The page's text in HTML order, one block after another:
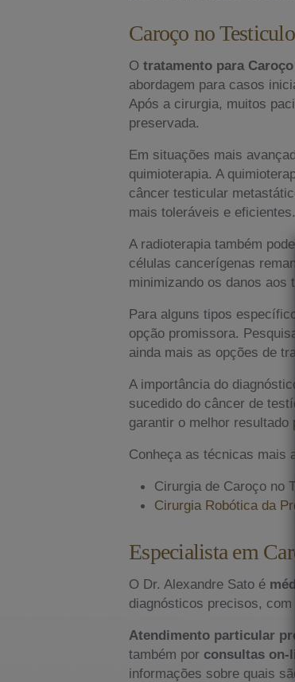
Caroço no Testiculo
O tratamento para
abordagem para casos
Após a cirurgia, muitos
preservada.
Em situações mais
quimioterapia. A
câncer testicular
mais toleráveis e eficientes.
A radioterapia também
células cancerígenas
minimizando os danos aos
Para alguns tipos
opção promissora.
ainda mais as opções de
A importância do
sucedido do câncer de
garantir o melhor resultado
Conheça as técnicas mais
Cirurgia de Caroço no
Cirurgia Robótica da
Especialista em
O Dr. Alexandre Sato é
diagnósticos precisos,
Atendimento particular
também por consultas on-
informações sobre quais